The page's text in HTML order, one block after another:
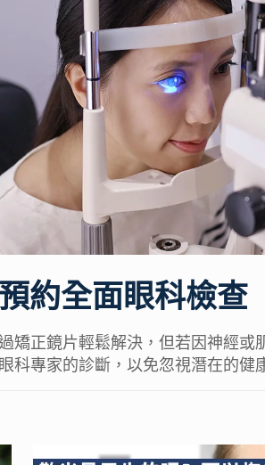
約全面眼科檢查
矯正鏡片輕鬆解決，但若因神經
科專家的診斷，以免忽視潛在的健